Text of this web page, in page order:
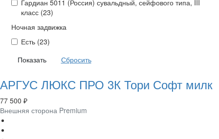
Гардиан 5011 (Россия) сувальдный, сейфового типа, III
класс (23)
Ночная задвижка
Есть (23)
АРГУС ЛЮКС ПРО 3К Тори Софт милк
77 500 ₽
Внешняя сторона Premium